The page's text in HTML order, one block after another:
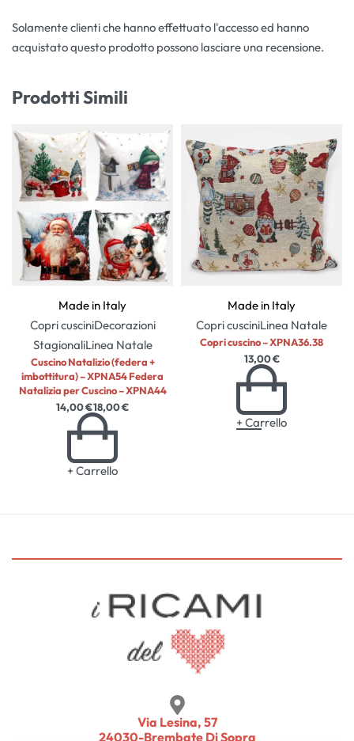
Solamente clienti che hanno effettuato l'accesso ed hanno
acquistato questo prodotto possono lasciare una recensione.
Prodotti Simili
Made in Italy
Copri cusciniDecorazioni
StagionaliLinea Natale
Cuscino Natalizio (federa +
imbottitura) – XPNA54 Federa
Natalizia per Cuscino – XPNA44
14,00€18,00€
+ Carrello
Made in Italy
Copri cusciniLinea Natale
Copri cuscino – XPNA36.38
13,00€
+ Carrello
Via Lesina, 57
24030-Brembate Di Sopra